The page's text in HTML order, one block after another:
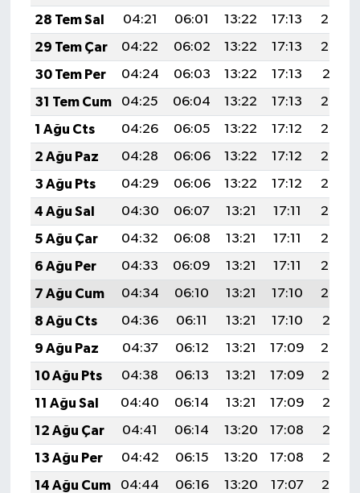
28 Tem Sal
04:21 06:01 13:22 17:13
20:33
29 Tem Çar
04:22 06:02 13:22 17:13
20:32
30 Tem Per
04:24 06:03 13:22 17:13
20:31
31 Tem Cum
04:25 06:04 13:22 17:13
20:30
1 Ağu Cts
04:26 06:05 13:22 17:12
20:29
2 Ağu Paz
04:28 06:06 13:22 17:12
20:28
3 Ağu Pts
04:29 06:06 13:22 17:12
20:27
4 Ağu Sal
04:30 06:07 13:21 17:11
20:26
5 Ağu Çar
04:32 06:08 13:21 17:11
20:25
6 Ağu Per
04:33 06:09 13:21 17:11
20:24
7 Ağu Cum
04:34 06:10 13:21 17:10
20:22
8 Ağu Cts
04:36 06:11 13:21 17:10
20:21
9 Ağu Paz
04:37 06:12 13:21 17:09
20:20
10 Ağu Pts
04:38 06:13 13:21 17:09
20:19
11 Ağu Sal
04:40 06:14 13:21 17:09
20:18
12 Ağu Çar
04:41 06:14 13:20 17:08
20:17
13 Ağu Per
04:42 06:15 13:20 17:08
20:15
14 Ağu Cum
04:44 06:16 13:20 17:07
20:14